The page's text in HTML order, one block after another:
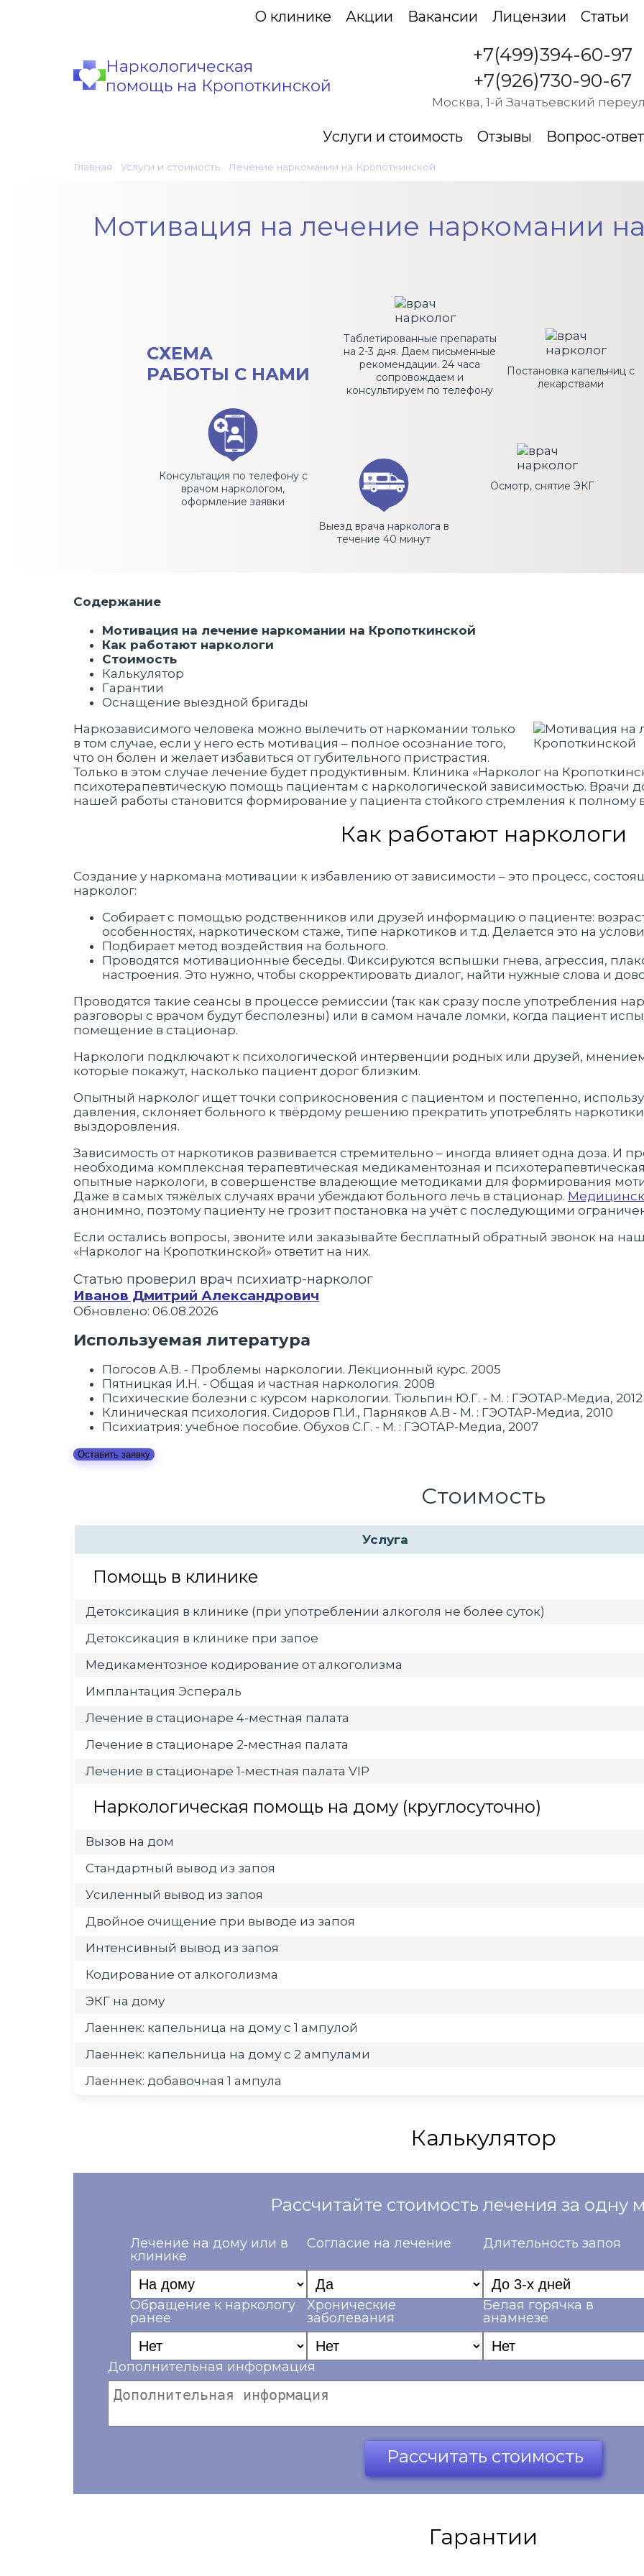
О клинике Акции Вакансии Лицензии Статьи
Наркологическая
помощь на Кропоткинской
+7(499)394-60-97
+7(926)730-90-67
Москва, 1-й Зачатьевский
Услуги и стоимость Отзывы Вопрос-ответ
Главная Услуги и стоимость Лечение наркомании на Кропоткинской
Мотивация на лечение наркомании
СХЕМА
РАБОТЫ С НАМИ
Консультация по телефону с
врачом наркологом,
оформление заявки
Выезд врача нарколога в
течение 40 минут
Осмотр, снятие ЭКГ
Постановка капельниц с
лекарствами
Таблетированные препараты
на 2-3 дня. Даем письменные
рекомендации. 24 часа
сопровождаем и
консультируем по телефону
Содержание
Мотивация на лечение наркомании на Кропоткинской
Как работают наркологи
Стоимость
Калькулятор
Гарантии
Оснащение выездной бригады
Наркозависимого человека можно вылечить от наркомании только
в том случае, если у него есть мотивация – полное осознание того,
что он болен и желает избавиться от губительного пристрастия.
Только в этом случае лечение будет продуктивным. Клиника «Нарколог на
психотерапевтическую помощь пациентам с наркологической зависимостью. Врачи
нашей работы становится формирование у пациента стойкого стремления к
Как работают наркологи
Создание у наркомана мотивации к избавлению от зависимости – это процесс,
нарколог:
Собирает с помощью родственников или друзей информацию о пациенте:
особенностях, наркотическом стаже, типе наркотиков и т.д. Делается это на
Подбирает метод воздействия на больного.
Проводятся мотивационные беседы. Фиксируются вспышки гнева, агрессия,
настроения. Это нужно, чтобы скорректировать диалог, найти нужные слова и
Проводятся такие сеансы в процессе ремиссии (так как сразу после употребления
разговоры с врачом будут бесполезны) или в самом начале ломки, когда пациент
помещение в стационар.
Наркологи подключают к психологической интервенции родных или друзей,
которые покажут, насколько пациент дорог близким.
Опытный нарколог ищет точки соприкосновения с пациентом и постепенно,
давления, склоняет больного к твёрдому решению прекратить употреблять
выздоровления.
Зависимость от наркотиков развивается стремительно – иногда влияет одна доза. И
необходима комплексная терапевтическая медикаментозная и
опытные наркологи, в совершенстве владеющие методиками для формирования
Даже в самых тяжёлых случаях врачи убеждают больного лечь в стационар.
анонимно, поэтому пациенту не грозит постановка на учёт с последующими
Если остались вопросы, звоните или заказывайте бесплатный обратный звонок на
«Нарколог на Кропоткинской» ответит на них.
Статью проверил врач психиатр-нарколог
Иванов Дмитрий Александрович
Обновлено: 06.08.2026
Используемая литература
Погосов А.В. - Проблемы наркологии. Лекционный курс. 2005
Пятницкая И.Н. - Общая и частная наркология. 2008
Психические болезни с курсом наркологии. Тюльпин Ю.Г. - М. : ГЭОТАР-Медиа, 2012
Клиническая психология. Сидоров П.И., Парняков А.В - М. : ГЭОТАР-Медиа, 2010
Психиатрия: учебное пособие. Обухов С.Г. - М. : ГЭОТАР-Медиа, 2007
Оставить заявку
Стоимость
Услуга
Помощь в клинике
Детоксикация в клинике (при употреблении алкоголя не более суток)
Детоксикация в клинике при запое
Медикаментозное кодирование от алкоголизма
Имплантация Эспераль
Лечение в стационаре 4-местная палата
Лечение в стационаре 2-местная палата
Лечение в стационаре 1-местная палата VIP
Наркологическая помощь на дому (круглосуточно)
Вызов на дом
Стандартный вывод из запоя
Усиленный вывод из запоя
Двойное очищение при выводе из запоя
Интенсивный вывод из запоя
Кодирование от алкоголизма
ЭКГ на дому
Лаеннек: капельница на дому с 1 ампулой
Лаеннек: капельница на дому с 2 ампулами
Лаеннек: добавочная 1 ампула
Калькулятор
Рассчитайте стоимость лечения за одну
Лечение на дому или в
клинике
Согласие на лечение Длительность запоя
Обращение к наркологу
ранее
Хронические
заболевания
Белая горячка в
анамнезе
Дополнительная информация
Рассчитать стоимость
Гарантии